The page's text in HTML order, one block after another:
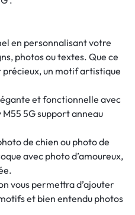
en personnalisant votre
photos ou textes. Que ce
un motif artistique
et fonctionnelle avec
5G support anneau
de chien ou photo de
avec photo d’amoureux,
vous permettra d’ajouter
et bien entendu photos